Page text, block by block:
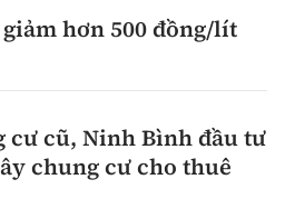
giảm hơn 500 đồng/lít
cư cũ, Ninh Bình đầu tư
chung cư cho thuê